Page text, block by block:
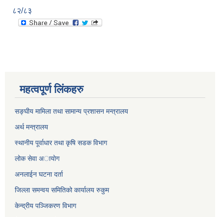
८२/८३
महत्वपूर्ण लिंकहरु
सङ्घीय मामिला तथा सामान्य प्रशासन मन्त्रालय
अर्थ मन्त्रालय
स्थानीय पूर्वाधार तथा कृषि सडक विभाग
लोक सेवा अायाेग
अनलाईन घटना दर्ता
जिल्ला समन्वय समितिको कार्यालय रुकुम
केन्द्रीय पञ्जिकरण विभाग